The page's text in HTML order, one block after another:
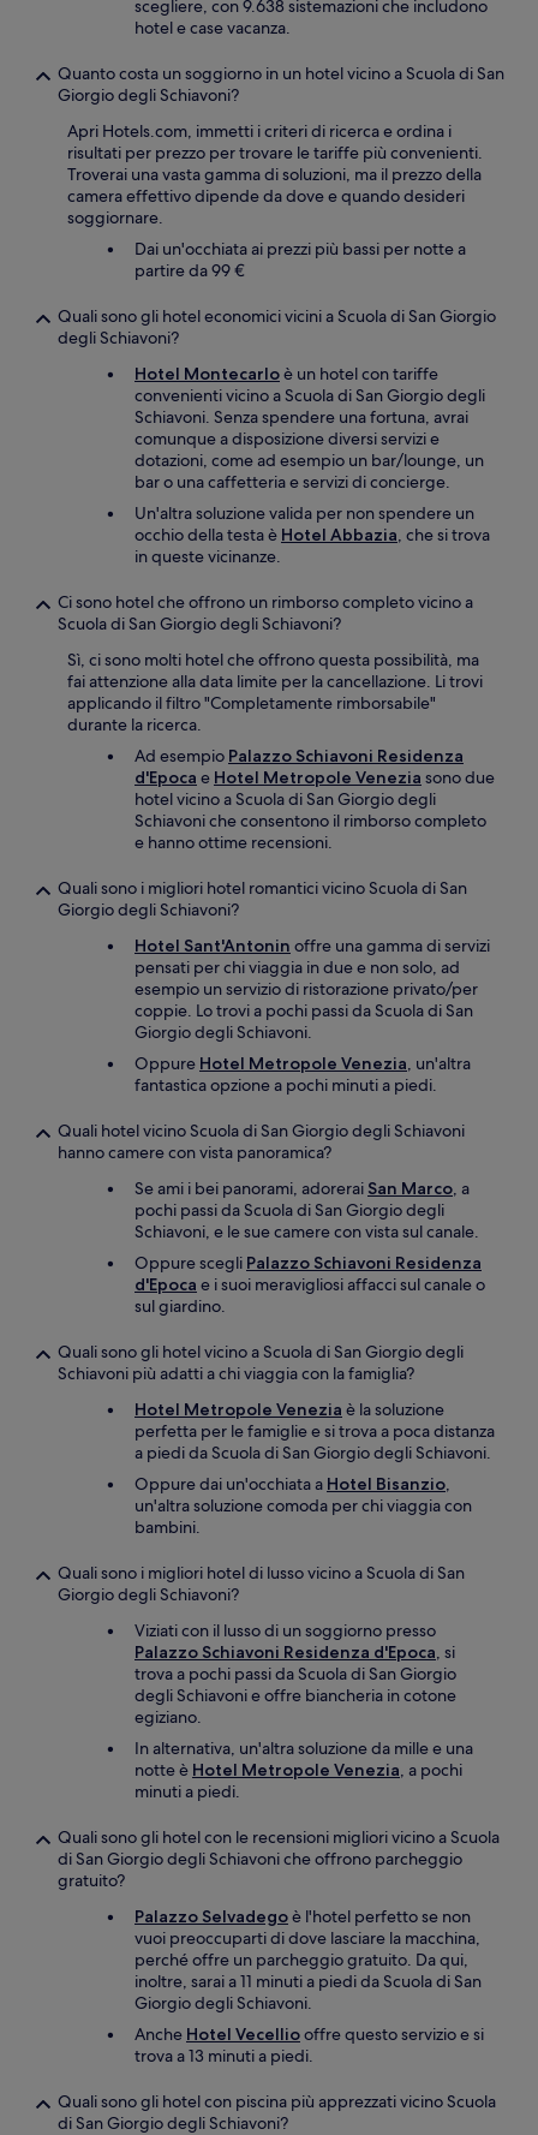
scegliere, con 9.638 sistemazioni che includono
hotel e case vacanza.
Quanto costa un soggiorno in un hotel vicino a Scuola di San
Giorgio degli Schiavoni?
Apri Hotels.com, immetti i criteri di ricerca e ordina i
risultati per prezzo per trovare le tariffe più convenienti.
Troverai una vasta gamma di soluzioni, ma il prezzo della
camera effettivo dipende da dove e quando desideri
soggiornare.
Dai un'occhiata ai prezzi più bassi per notte a
partire da 99 €
Quali sono gli hotel economici vicini a Scuola di San Giorgio
degli Schiavoni?
Hotel Montecarloè un hotel con tariffe
convenienti vicino a Scuola di San Giorgio degli
Schiavoni. Senza spendere una fortuna, avrai
comunque a disposizione diversi servizi e
dotazioni, come ad esempio un bar/lounge, un
bar o una caffetteria e servizi di concierge.
Un'altra soluzione valida per non spendere un
occhio della testa è Hotel Abbazia, che si trova
in queste vicinanze.
Ci sono hotel che offrono un rimborso completo vicino a
Scuola di San Giorgio degli Schiavoni?
Sì, ci sono molti hotel che offrono questa possibilità, ma
fai attenzione alla data limite per la cancellazione. Li trovi
applicando il filtro "Completamente rimborsabile"
durante la ricerca.
Ad esempio Palazzo Schiavoni Residenza
d'Epoca e Hotel Metropole Venezia sono due
hotel vicino a Scuola di San Giorgio degli
Schiavoni che consentono il rimborso completo
e hanno ottime recensioni.
Quali sono i migliori hotel romantici vicino Scuola di San
Giorgio degli Schiavoni?
Hotel Sant'Antonin offre una gamma di servizi
pensati per chi viaggia in due e non solo, ad
esempio un servizio di ristorazione privato/per
coppie. Lo trovi a pochi passi da Scuola di San
Giorgio degli Schiavoni.
Oppure Hotel Metropole Venezia, un'altra
fantastica opzione a pochi minuti a piedi.
Quali hotel vicino Scuola di San Giorgio degli Schiavoni
hanno camere con vista panoramica?
Se ami i bei panorami, adorerai San Marco, a
pochi passi da Scuola di San Giorgio degli
Schiavoni, e le sue camere con vista sul canale.
Oppure scegli Palazzo Schiavoni Residenza
d'Epoca e i suoi meravigliosi affacci sul canale o
sul giardino.
Quali sono gli hotel vicino a Scuola di San Giorgio degli
Schiavoni più adatti a chi viaggia con la famiglia?
Hotel Metropole Venezia è la soluzione
perfetta per le famiglie e si trova a poca distanza
a piedi da Scuola di San Giorgio degli Schiavoni.
Oppure dai un'occhiata a Hotel Bisanzio,
un'altra soluzione comoda per chi viaggia con
bambini.
Quali sono i migliori hotel di lusso vicino a Scuola di San
Giorgio degli Schiavoni?
Viziati con il lusso di un soggiorno presso
Palazzo Schiavoni Residenza d'Epoca, si
trova a pochi passi da Scuola di San Giorgio
degli Schiavoni e offre biancheria in cotone
egiziano.
In alternativa, un'altra soluzione da mille e una
notte è Hotel Metropole Venezia, a pochi
minuti a piedi.
Quali sono gli hotel con le recensioni migliori vicino a Scuola
di San Giorgio degli Schiavoni che offrono parcheggio
gratuito?
Palazzo Selvadegoè l'hotel perfetto se non
vuoi preoccuparti di dove lasciare la macchina,
perché offre un parcheggio gratuito. Da qui,
inoltre, sarai a 11 minuti a piedi da Scuola di San
Giorgio degli Schiavoni.
Anche Hotel Vecelliooffre questo servizio e si
trova a 13 minuti a piedi.
Quali sono gli hotel con piscina più apprezzati vicino Scuola
di San Giorgio degli Schiavoni?